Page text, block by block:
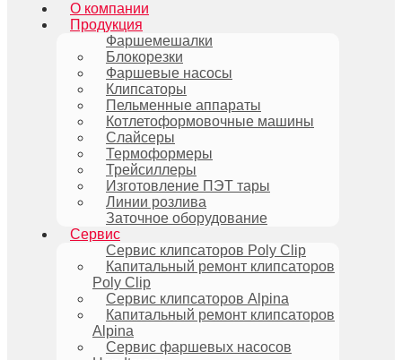
О компании
Продукция
Фаршемешалки
Блокорезки
Фаршевые насосы
Клипсаторы
Пельменные аппараты
Котлетоформовочные машины
Слайсеры
Термоформеры
Трейсиллеры
Изготовление ПЭТ тары
Линии розлива
Заточное оборудование
Сервис
Сервис клипсаторов Poly Clip
Капитальный ремонт клипсаторов
Poly Clip
Сервис клипсаторов Alpina
Капитальный ремонт клипсаторов
Alpina
Сервис фаршевых насосов